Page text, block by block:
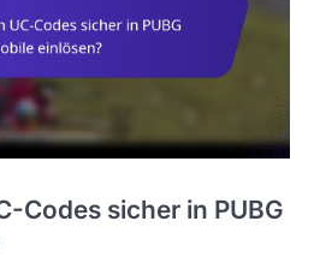
Codes sicher in PUBG